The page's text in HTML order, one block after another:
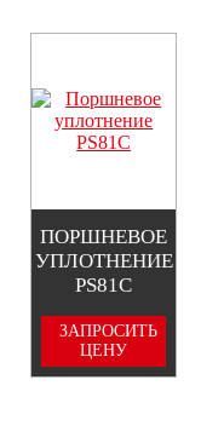
ПОРШНЕВОЕ
УПЛОТНЕНИЕ
PS81C
ЗАПРОСИТЬ
ЦЕНУ